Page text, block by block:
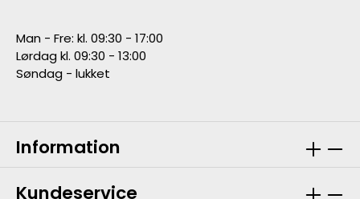
Man - Fre: kl. 09:30 - 17:00
Lørdag kl. 09:30 - 13:00
Søndag - lukket
Information
Kundeservice